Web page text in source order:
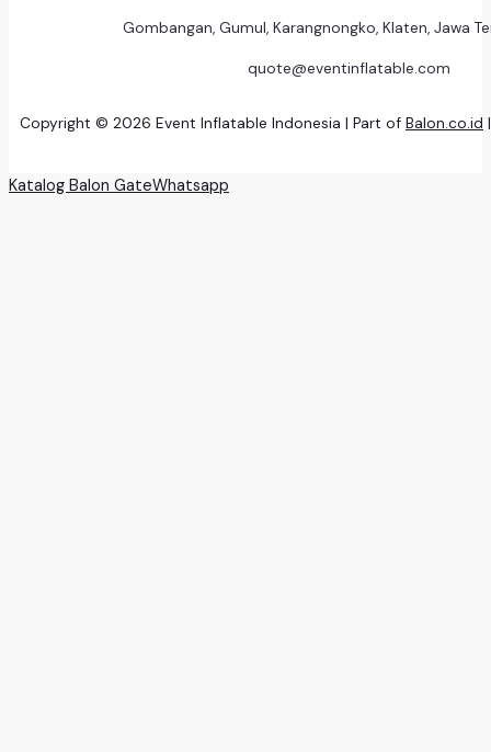
Gombangan, Gumul, Karangnongko, Klaten, Jawa
quote@eventinflatable.com
Copyright © 2026 Event Inflatable Indonesia | Part of Balon.co.id
Katalog Balon GateWhatsapp